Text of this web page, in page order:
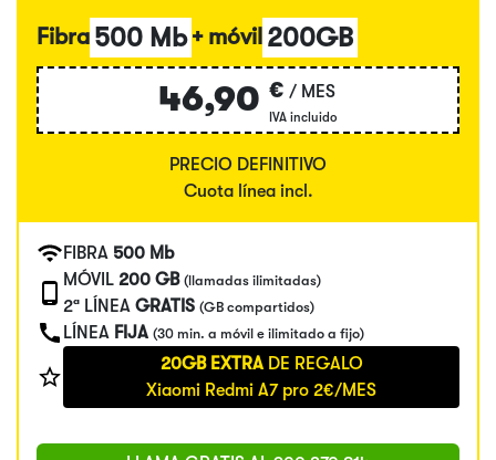
Fibra 500 Mb + móvil 200GB
46,90 € / MES
IVA incluido
PRECIO DEFINITIVO
Cuota línea incl.
FIBRA 500 Mb
MÓVIL 200 GB (llamadas ilimitadas)
2ª LÍNEA GRATIS (GB compartidos)
LÍNEA FIJA (30 min. a móvil e ilimitado a fijo)
20GB EXTRADE REGALO
Xiaomi Redmi A7 pro 2€/MES